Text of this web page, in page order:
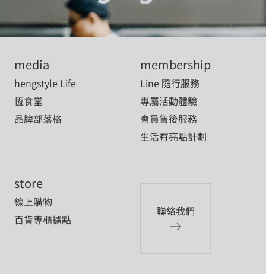
media
hengstyle Life
恆食堂
品牌部落格
membership
Line 隨行服務
專屬活動體驗
會員售後服務
生活有亮點計劃
store
線上購物
百貨專櫃據點
聯絡我們